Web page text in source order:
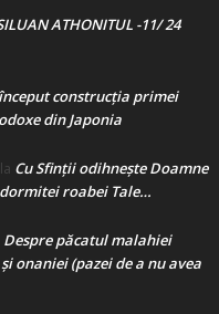
ATHONITUL -11/ 24
construcţia primei
din Japonia
Cu Sfinții odihnește Doamne
roabei Tale…
Despre păcatul malahiei
onaniei (pazei de a nu avea